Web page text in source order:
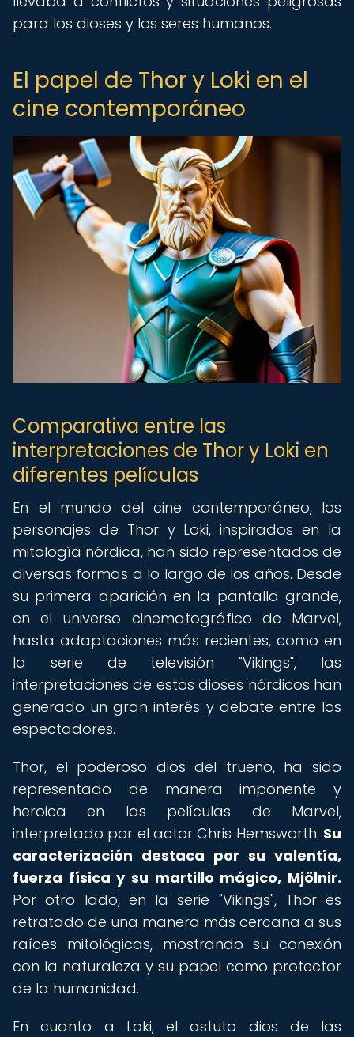
para los dioses y los seres humanos.
El papel de Thor y Loki en el
cine contemporáneo
Comparativa entre las
interpretaciones de Thor y Loki en
diferentes películas
En el mundo del cine contemporáneo, los
personajes de Thor y Loki, inspirados en la
mitología nórdica, han sido representados de
diversas formas a lo largo de los años. Desde
su primera aparición en la pantalla grande,
en el universo cinematográfico de Marvel,
hasta adaptaciones más recientes, como en
la serie de televisión "Vikings", las
interpretaciones de estos dioses nórdicos han
generado un gran interés y debate entre los
espectadores.
Thor, el poderoso dios del trueno, ha sido
representado de manera imponente y
heroica en las películas de Marvel,
interpretado por el actor Chris Hemsworth. Su
caracterización destaca por su valentía,
fuerza física y su martillo mágico, Mjölnir.
Por otro lado, en la serie "Vikings", Thor es
retratado de una manera más cercana a sus
raíces mitológicas, mostrando su conexión
con la naturaleza y su papel como protector
de la humanidad.
En cuanto a Loki, el astuto dios de las